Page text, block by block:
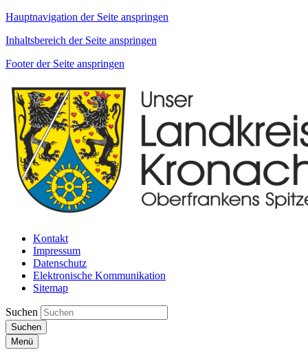
Hauptnavigation der Seite anspringen
Inhaltsbereich der Seite anspringen
Footer der Seite anspringen
Kontakt
Impressum
Datenschutz
Elektronische Kommunikation
Sitemap
Suchen
Suchen
Menü